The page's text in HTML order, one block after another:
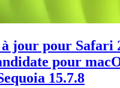
jour pour Safari
pour
15.7.8